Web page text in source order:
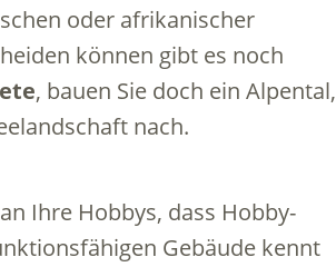
oder afrikanischer
können gibt es noch
, bauen Sie doch ein Alpental,
nach.
Ihre Hobbys, dass Hobby-
Gebäude kennt